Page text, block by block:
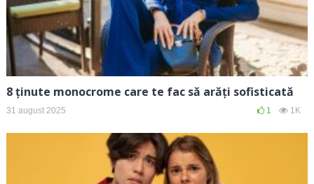
8 ținute monocrome care te fac să arăți sofisticată
31 august 2025 1 1K